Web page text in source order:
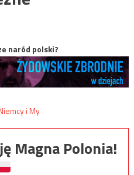
naród polski?
Magna Polonia!